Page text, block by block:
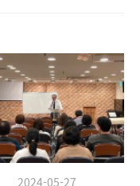
2024-05-27